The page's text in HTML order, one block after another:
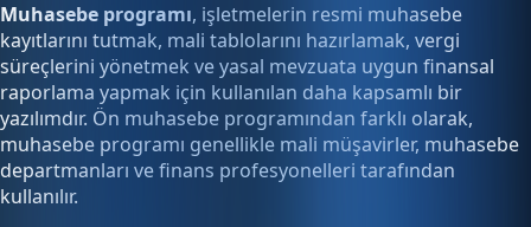
Muhasebe programı, işletmelerin resmi muhasebe
kayıtlarını tutmak, mali tablolarını hazırlamak, vergi
süreçlerini yönetmek ve yasal mevzuata uygun finansal
raporlama yapmak için kullanılan daha kapsamlı bir
yazılımdır. Ön muhasebe programından farklı olarak,
muhasebe programı genellikle mali müşavirler, muhasebe
departmanları ve finans profesyonelleri tarafından
kullanılır.